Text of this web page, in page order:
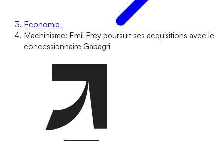
Economie
Machinisme: Emil Frey poursuit ses acquisitions avec le
concessionnaire Gabagri